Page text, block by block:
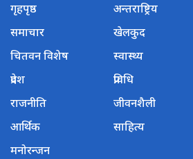
गृहपृष्ठ
समाचार
चितवन विशेष
प्रदेश
राजनीति
आर्थिक
मनोरन्जन
अन्तराष्ट्रिय
खेलकुद
स्वास्थ्य
प्रविधि
जीवनशैली
साहित्य